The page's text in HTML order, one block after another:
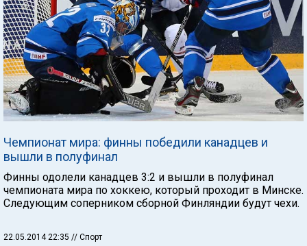
Чемпионат мира: финны победили канадцев и
вышли в полуфинал
Финны одолели канадцев 3:2 и вышли в полуфинал
чемпионата мира по хоккею, который проходит в Минске.
Следующим соперником сборной Финляндии будут чехи.
22.05.2014 22:35 // Спорт